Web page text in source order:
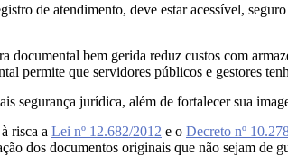
de atendimento, deve estar acessível,
bem gerida reduz custos com
permite que servidores públicos e gestores
segurança jurídica, além de fortalecer sua
risca a Lei nº 12.682/2012 e o Decreto nº
dos documentos originais que não sejam de